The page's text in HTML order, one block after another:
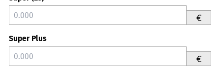
€
Super Plus
€